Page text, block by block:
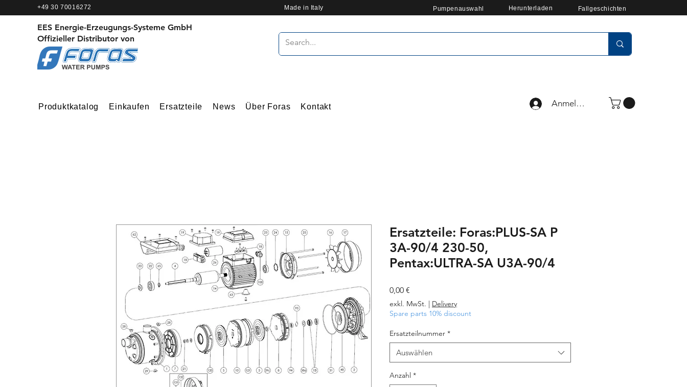
+49 30 70016272 Made in Italy Pumpenauswahl Herunterladen Fallgeschichten
EES Energie-Erzeugungs-Systeme GmbH
Offizieller Distributor von
Produktkatalog Einkaufen Ersatzteile News Über Foras Kontakt Anmelden
Ersatzteile: Foras:PLUS-SA P
3A-90/4 230-50,
Pentax:ULTRA-SA U3A-90/4
0,00 €
exkl. MwSt. | Delivery
Spare parts 10% discount
Ersatzteilnummer *
Auswählen
Anzahl *